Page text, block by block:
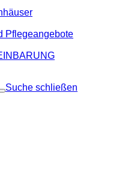
Pflegeangebote
Suche schließen